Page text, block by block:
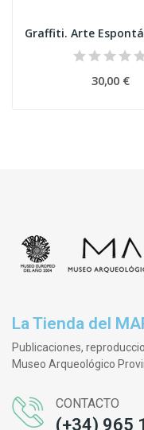
30,00 €
La Tienda del
Publicaciones,
Museo Arqueológico
CONTACTO
(+34) 965